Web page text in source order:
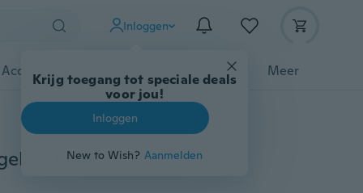
Inloggen
Krijg toegang tot speciale deals
voor jou!
Inloggen
New to Wish? Aanmelden
Gereedschap Meer
Kleurrijke Neon Nagel Gel Losweken UV Kleur Gel Nagellak Kleur Nail Art UV Gel Varnish Red Diamond Hybrid